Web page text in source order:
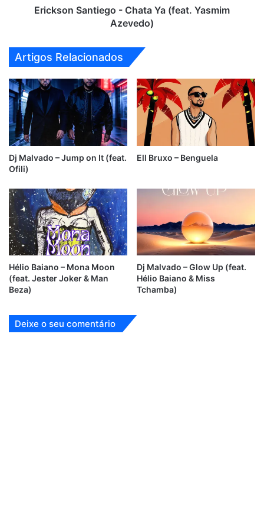
Erickson Santiego - Chata Ya (feat. Yasmim
Azevedo)
Artigos Relacionados
Dj Malvado – Jump on It (feat.
Ofili)
Ell Bruxo – Benguela
Hélio Baiano – Mona Moon
(feat. Jester Joker & Man
Beza)
Dj Malvado – Glow Up (feat.
Hélio Baiano & Miss
Tchamba)
Deixe o seu comentário